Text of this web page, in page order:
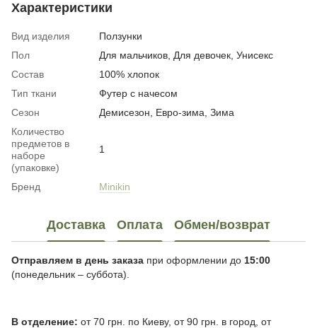
Характеристики
Вид изделия
Ползунки
Пол
Для мальчиков, Для девочек, Унисекс
Состав
100% хлопок
Тип ткани
Футер с начесом
Сезон
Демисезон, Евро-зима, Зима
Количество
предметов в
наборе
(упаковке)
1
Бренд Minikin
Доставка Оплата Обмен/возврат
Отправляем в день заказа при оформлении до 15:00
(понедельник – суббота).
В отделение: от 70 грн. по Киеву, от 90 грн. в город, от